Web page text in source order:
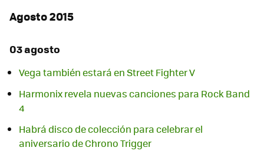
Agosto 2015
03 agosto
Vega también estará en Street Fighter V
Harmonix revela nuevas canciones para Rock Band
4
Habrá disco de colección para celebrar el
aniversario de Chrono Trigger